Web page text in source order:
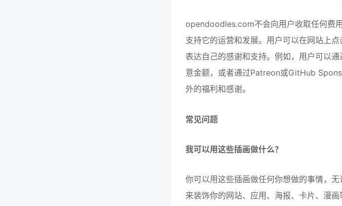
opendoodles.com不会向用户收取任何费
支持它的运营和发展。用户可以在网站上
表达自己的感谢和支持。例如，用户可以
意金额，或者通过Patreon或GitHub
外的福利和感谢。
常见问题
我可以用这些插画做什么？
你可以用这些插画做任何你想做的事情，
来装饰你的网站、应用、海报、卡片、漫